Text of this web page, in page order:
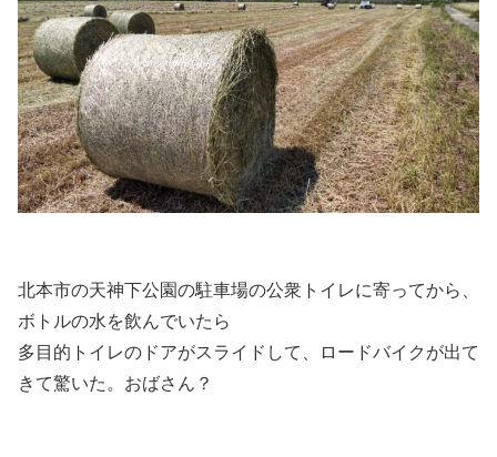
北本市の天神下公園の駐車場の公衆トイレに寄ってから、
ボトルの水を飲んでいたら
多目的トイレのドアがスライドして、ロードバイクが出て
きて驚いた。おばさん？